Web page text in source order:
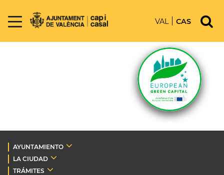
VAL CAS
AYUNTAMIENTO
LA CIUDAD
TRÁMITES